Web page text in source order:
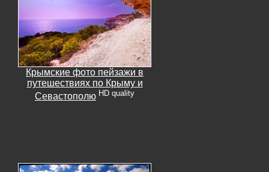
Крымские фото пейзажи в
путешествиях по Крыму и
Севастополю HD quality